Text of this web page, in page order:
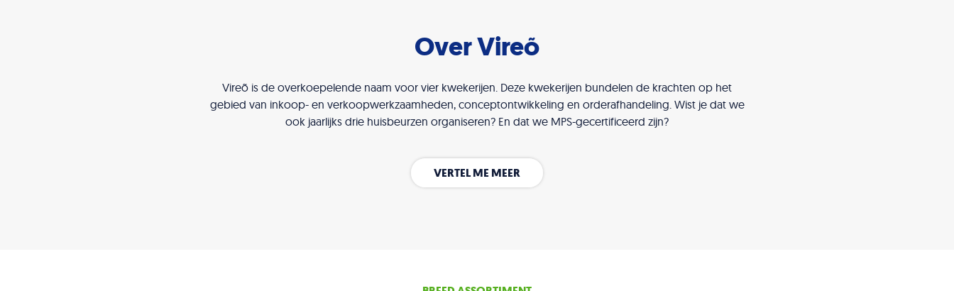
Over Vireõ
Vireõ is de overkoepelende naam voor vier kwekerijen. Deze kwekerijen bundelen de krachten op het
gebied van inkoop- en verkoopwerkzaamheden, conceptontwikkeling en orderafhandeling. Wist je dat we
ook jaarlijks drie huisbeurzen organiseren? En dat we MPS-gecertificeerd zijn?
VERTEL ME MEER